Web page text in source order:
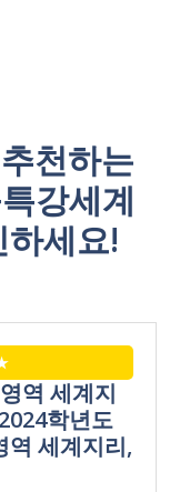
천하는
강세계
세요!
역 세계지
학년도
역 세계지리,